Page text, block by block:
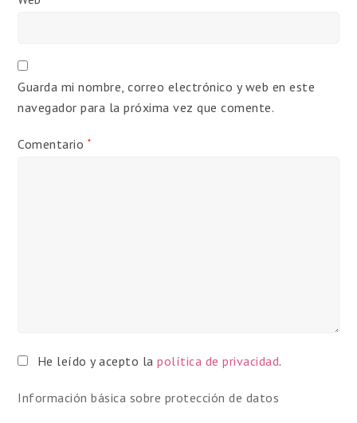
Guarda mi nombre, correo electrónico y web en este
navegador para la próxima vez que comente.
Comentario *
He leído y acepto lapolítica de privacidad.
Información básica sobre protección de datos